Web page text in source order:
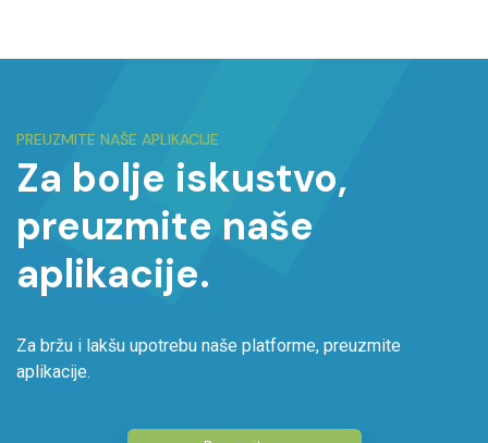
PREUZMITE NAŠE APLIKACIJE
Za bolje iskustvo,
preuzmite naše
aplikacije.
Za bržu i lakšu upotrebu naše platforme, preuzmite
aplikacije.